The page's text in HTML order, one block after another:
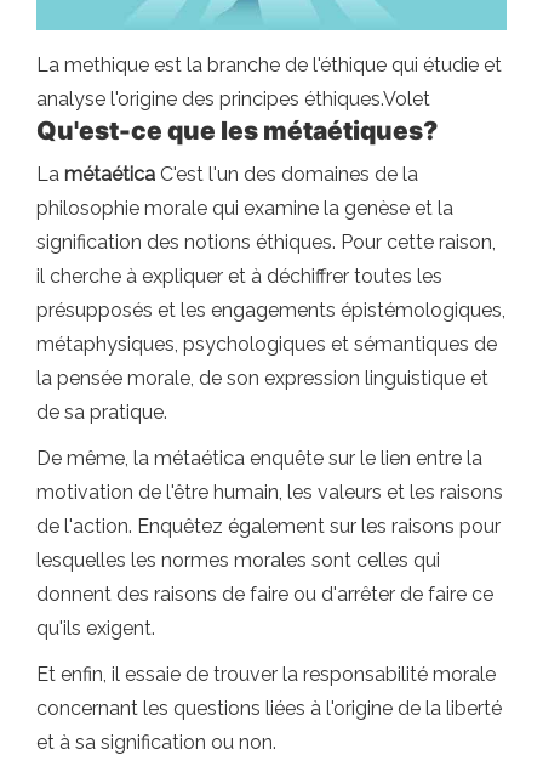
La methique est la branche de l'éthique qui étudie et
analyse l'origine des principes éthiques.Volet
Qu'est-ce que les métaétiques?
La métaética C'est l'un des domaines de la
philosophie morale qui examine la genèse et la
signification des notions éthiques. Pour cette raison,
il cherche à expliquer et à déchiffrer toutes les
présupposés et les engagements épistémologiques,
métaphysiques, psychologiques et sémantiques de
la pensée morale, de son expression linguistique et
de sa pratique.
De même, la métaética enquête sur le lien entre la
motivation de l'être humain, les valeurs et les raisons
de l'action. Enquêtez également sur les raisons pour
lesquelles les normes morales sont celles qui
donnent des raisons de faire ou d'arrêter de faire ce
qu'ils exigent.
Et enfin, il essaie de trouver la responsabilité morale
concernant les questions liées à l'origine de la liberté
et à sa signification ou non.